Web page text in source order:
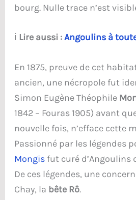
bourg. Nulle trace n’est
ℹ️ Lire aussi :Angoulins à
En 1875, preuve de cet
ancien, une nécropole fut
Simon Eugène Théophile
1842 – Fouras 1905) avant
nouvelle fois, n’efface cette
Passionné par les légendes
Mongis fut curé d’Angoulins
De ces légendes, une
Chay, la bête Rô.